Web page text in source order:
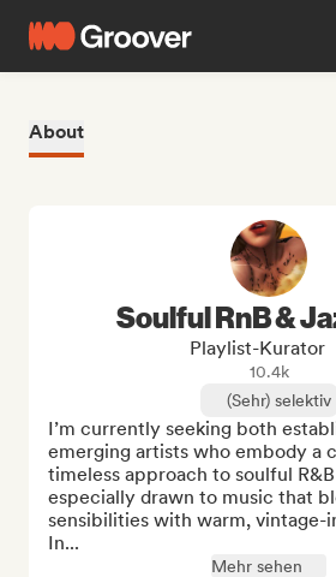
About
Soulful RnB &
Playlist-Kurator
10.4k
(Sehr) selektiv
I’m currently seeking both
emerging artists who embody a
timeless approach to soulful R&B
especially drawn to music that
sensibilities with warm, vintage-
In...
Mehr sehen